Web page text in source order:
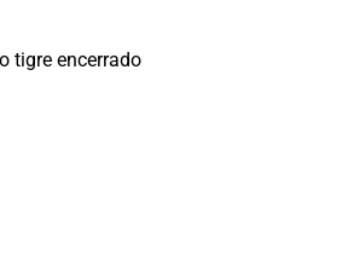
tigre encerrado